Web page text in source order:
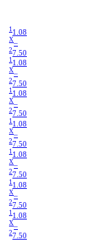
1 1.08
X–
27.50
1 1.08
X–
27.50
1 1.08
X–
27.50
1 1.08
X–
27.50
1 1.08
X–
27.50
1 1.08
X–
27.50
1 1.08
X–
27.50